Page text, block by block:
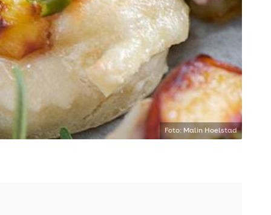
Foto: Malin Hoelstad